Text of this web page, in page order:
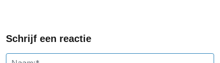
Schrijf een reactie